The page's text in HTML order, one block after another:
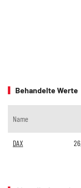
Behandelte Werte
Name
DAX